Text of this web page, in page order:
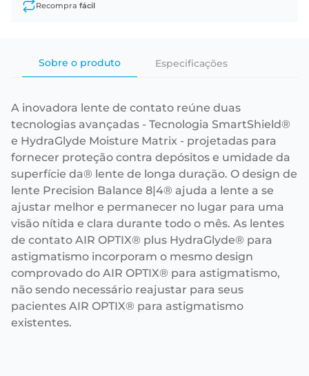
Recompra fácil
Sobre o produto Especificações
A inovadora lente de contato reúne duas
tecnologias avançadas - Tecnologia SmartShield®
e HydraGlyde Moisture Matrix - projetadas para
fornecer proteção contra depósitos e umidade da
superfície da® lente de longa duração. O design de
lente Precision Balance 8|4® ajuda a lente a se
ajustar melhor e permanecer no lugar para uma
visão nítida e clara durante todo o mês. As lentes
de contato AIR OPTIX® plus HydraGlyde® para
astigmatismo incorporam o mesmo design
comprovado do AIR OPTIX® para astigmatismo,
não sendo necessário reajustar para seus
pacientes AIR OPTIX® para astigmatismo
existentes.